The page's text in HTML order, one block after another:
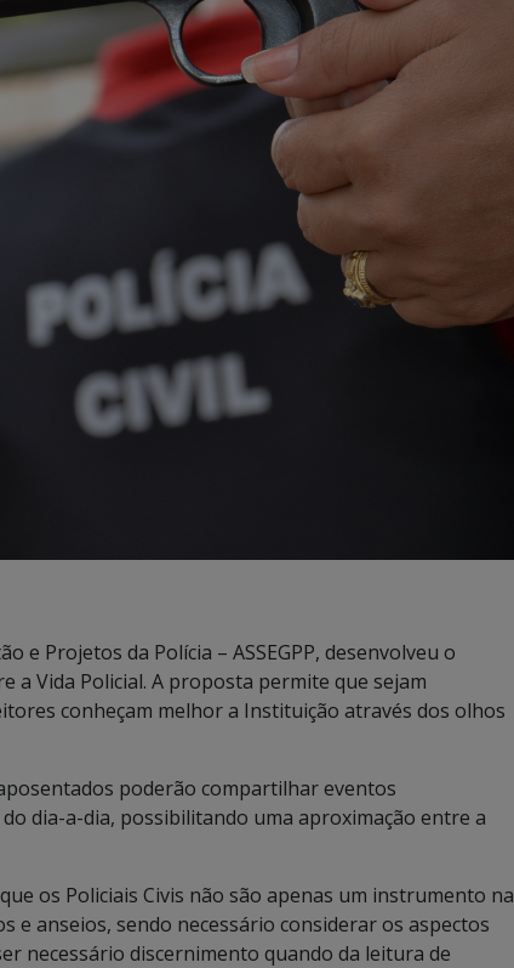
e Projetos da Polícia – ASSEGPP, desenvolveu o
a Vida Policial. A proposta permite que sejam
conheçam melhor a Instituição através dos olhos
poderão compartilhar eventos
dia-a-dia, possibilitando uma aproximação entre a
os Policiais Civis não são apenas um instrumento na
e anseios, sendo necessário considerar os aspectos
necessário discernimento quando da leitura de